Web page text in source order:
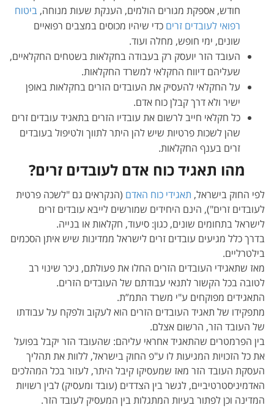
חודש, אספקת מגורים הולמים, הענקת שעות מנוחה, ביטוח
רפואי לעובדים זרים כדי שיהיו מכוסים במצבים רפואיים
שונים, ימי חופש, מחלה ועוד.
העובד הזר יועסק רק בעבודה בחקלאות בשטחים החקלאיים,
שעליהם דיווח החקלאי למשרד החקלאות.
על החקלאי להעסיק את העובדים הזרים בחקלאות באופן
ישיר ולא דרך קבלן כוח אדם.
כל חקלאי חייב לרשום את עובדיו הזרים בתאגיד עובדים זרים
שהן לשכות פרטיות שיש להן היתר לתווך ולטיפול בעובדים
זרים בענף החקלאות.
מהו תאגיד כוח אדם לעובדים זרים?
לפי החוק בישראל, תאגידי כוח האדם (הנקראים גם "לשכה פרטית
לעובדים זרים"), הינם היחידים שמורשים לייבא עובדים זרים
לישראל בתחומים שונים, כגון: סיעוד, חקלאות או בנייה.
בדרך כלל מגיעים עובדים זרים לישראל ממדינות שיש איתן הסכמים
בילטרליים.
מאז שתאגידי העובדים הזרים החלו את פעולתם, ניכר שינוי רב
לטובה בכל הקשור לתנאי עבודתם של העובדים הזרים.
התאגידים מפוקחים ע"י משרד התמ”ת.
מתפקידו של תאגיד העובדים הזרים הוא לעקוב ולפקח על עבודתו
של העובד הזר, הרשום אצלם.
בין הפרמטרים שהתאגיד אחראי עליהם: שהעובד הזר יקבל בפועל
את כל הזכויות המגיעות לו ע"פ החוק בישראל, ללוות את תהליך
העסקת העובד הזר מאז שמעסיקו קיבל היתר, לעזור בכל המהלכים
האדמיניסטרטיביים, לגשר בין הצדדים (עובד ומעסיק) לבין רשויות
המדינה וכן לפתור בעיות המתגלות בין המעסיק לעובד הזר.